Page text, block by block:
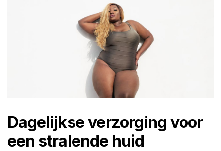
Dagelijkse verzorging voor
een stralende huid